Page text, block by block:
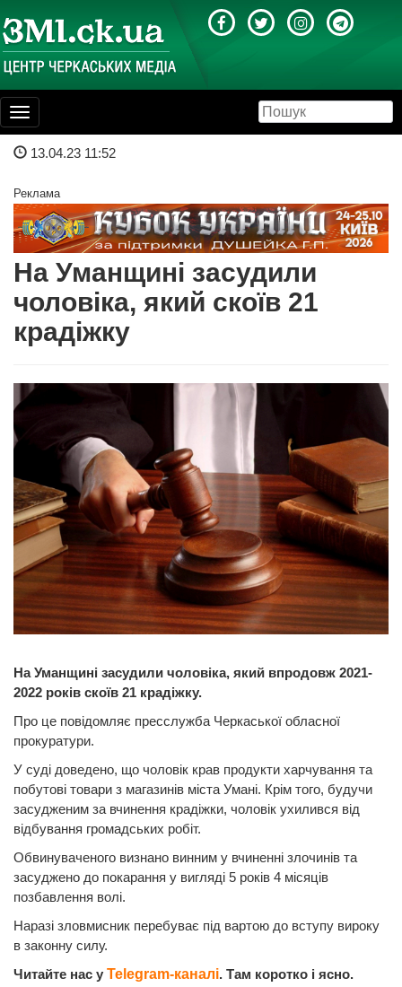
Toggle
navigation
13.04.23 11:52
Реклама
На Уманщині засудили
чоловіка, який скоїв 21
крадіжку
На Уманщині засудили чоловіка, який впродовж 2021-
2022 років скоїв 21 крадіжку.
Про це повідомляє пресслужба Черкаської обласної
прокуратури.
У суді доведено, що чоловік крав продукти харчування та
побутові товари з магазинів міста Умані. Крім того, будучи
засудженим за вчинення крадіжки, чоловік ухилився від
відбування громадських робіт.
Обвинуваченого визнано винним у вчиненні злочинів та
засуджено до покарання у вигляді 5 років 4 місяців
позбавлення волі.
Наразі зловмисник перебуває під вартою до вступу вироку
в законну силу.
Читайте нас у Telegram-каналі. Там коротко і ясно.